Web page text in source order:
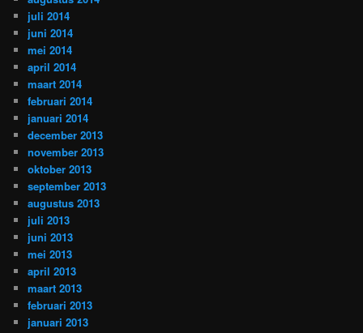
juli 2014
juni 2014
mei 2014
april 2014
maart 2014
februari 2014
januari 2014
december 2013
november 2013
oktober 2013
september 2013
augustus 2013
juli 2013
juni 2013
mei 2013
april 2013
maart 2013
februari 2013
januari 2013